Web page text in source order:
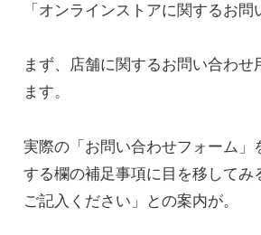
「オンラインストアに関するお
まず、店舗に関するお問い合わ
ます。
実際の「お問い合わせフォーム
する欄の補足事項に目を移して
ご記入ください」との案内が。